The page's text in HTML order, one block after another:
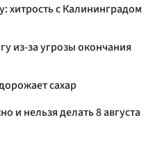
хитрость с Калининградом
из-за угрозы окончания
сахар
и нельзя делать 8 августа